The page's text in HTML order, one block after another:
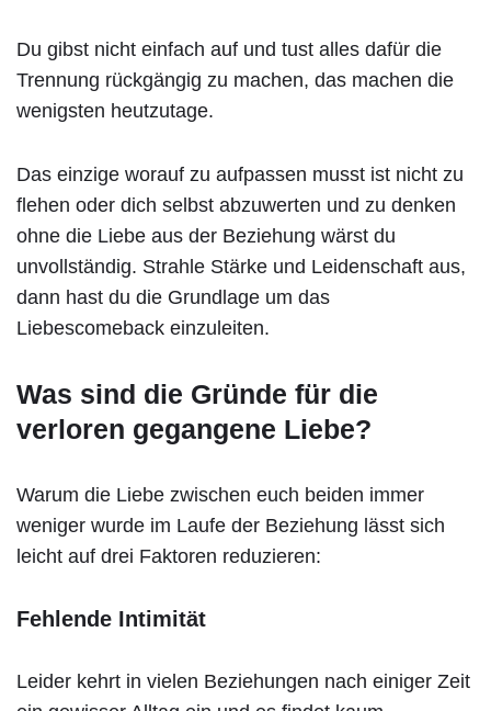
Du gibst nicht einfach auf und tust alles dafür die
Trennung rückgängig zu machen, das machen die
wenigsten heutzutage.
Das einzige worauf zu aufpassen musst ist nicht zu
flehen oder dich selbst abzuwerten und zu denken
ohne die Liebe aus der Beziehung wärst du
unvollständig. Strahle Stärke und Leidenschaft aus,
dann hast du die Grundlage um das
Liebescomeback einzuleiten.
Was sind die Gründe für die
verloren gegangene Liebe?
Warum die Liebe zwischen euch beiden immer
weniger wurde im Laufe der Beziehung lässt sich
leicht auf drei Faktoren reduzieren:
Fehlende Intimität
Leider kehrt in vielen Beziehungen nach einiger Zeit